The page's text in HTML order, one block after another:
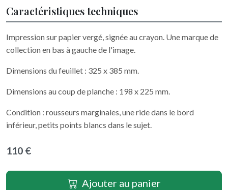
Caractéristiques techniques
Impression sur papier vergé, signée au crayon. Une marque de
collection en bas à gauche de l'image.
Dimensions du feuillet : 325 x 385 mm.
Dimensions au coup de planche : 198 x 225 mm.
Condition : rousseurs marginales, une ride dans le bord
inférieur, petits points blancs dans le sujet.
110 €
Ajouter au panier